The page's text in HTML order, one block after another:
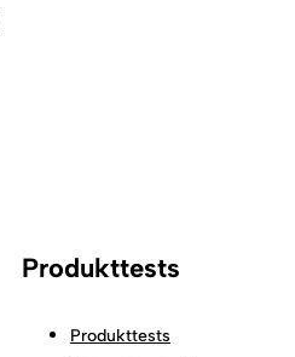
Produkttests
Produkttests